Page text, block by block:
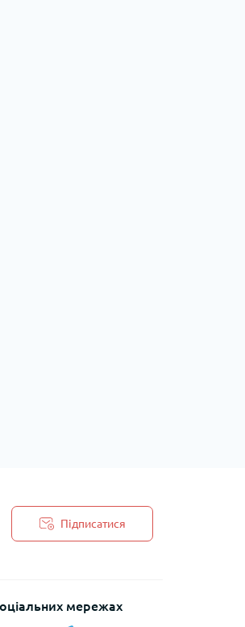
Підписатися
мережах